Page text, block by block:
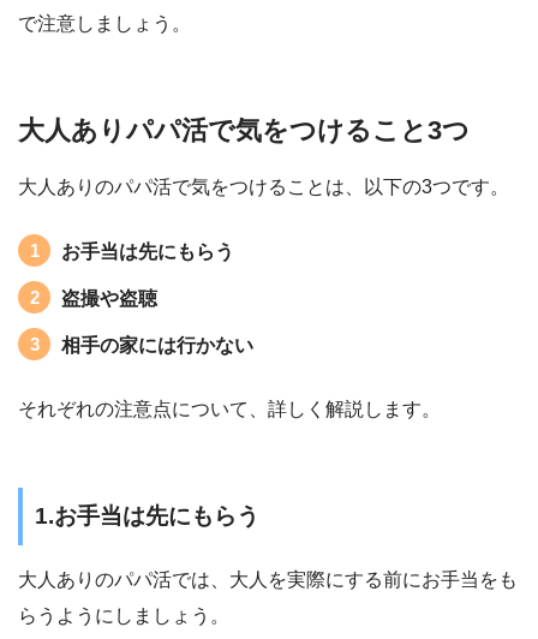
で注意しましょう。
大人ありパパ活で気をつけること3つ
大人ありのパパ活で気をつけることは、以下の3つです。
お手当は先にもらう
盗撮や盗聴
相手の家には行かない
それぞれの注意点について、詳しく解説します。
1.お手当は先にもらう
大人ありのパパ活では、大人を実際にする前にお手当をも
らうようにしましょう。